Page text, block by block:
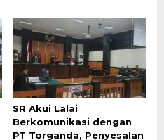
SR Akui Lalai
Berkomunikasi dengan
PT Torganda, Penyesalan